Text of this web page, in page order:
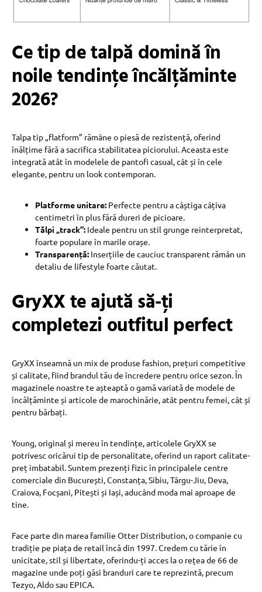
Ce tip de talpă domină în
noile tendințe încălțăminte
2026?
Talpa tip „flatform” rămâne o piesă de rezistență, oferind
înălțime fără a sacrifica stabilitatea piciorului. Aceasta este
integrată atât în modelele de pantofi casual, cât și în cele
elegante, pentru un look contemporan.
Platforme unitare: Perfecte pentru a câștiga câțiva
centimetri în plus fără dureri de picioare.
Tălpi „track”: Ideale pentru un stil grunge reinterpretat,
foarte populare în marile orașe.
Transparență: Inserțiile de cauciuc transparent rămân un
detaliu de lifestyle foarte căutat.
GryXX te ajută să-ți
completezi outfitul perfect
GryXX înseamnă un mix de produse fashion, prețuri competitive
și calitate, fiind brandul tău de încredere pentru orice sezon. În
magazinele noastre te așteaptă o gamă variată de modele de
încălțăminte și articole de marochinărie, atât pentru femei, cât și
pentru bărbați.
Young, original și mereu în tendințe, articolele GryXX se
potrivesc oricărui tip de personalitate, oferind un raport calitate-
preț imbatabil. Suntem prezenți fizic în principalele centre
comerciale din București, Constanța, Sibiu, Târgu-Jiu, Deva,
Craiova, Focșani, Pitești și Iași, aducând moda mai aproape de
tine.
Face parte din marea familie Otter Distribution, o companie cu
tradiție pe piața de retail încă din 1997. Credem cu tărie în
unicitate, stil și libertate, oferindu-ți acces la o rețea de 66 de
magazine unde poți găsi branduri care te reprezintă, precum
Tezyo, Aldo sau EPICA.